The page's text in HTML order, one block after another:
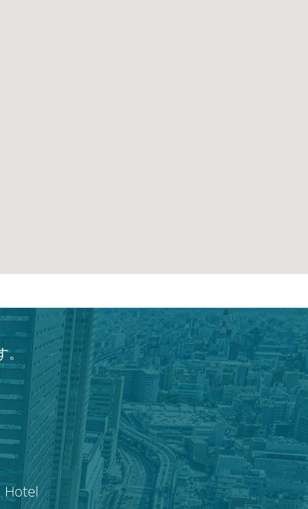
。
Hotel